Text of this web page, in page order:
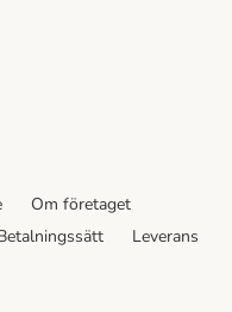
Om företaget
Leverans